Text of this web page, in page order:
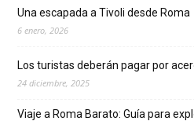
Una escapada a Tivoli desde Roma
6 enero, 2026
Los turistas deberán pagar por
24 diciembre, 2025
Viaje a Roma Barato: Guía para